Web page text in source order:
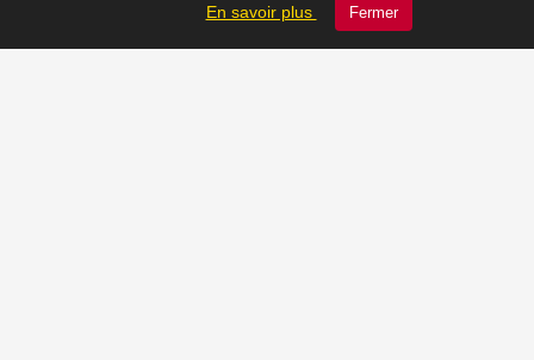
📸 Tu veux apparaître ici ? Envoie-nous ta photo à
contact@radio-lechatelet.fr
En savoir plus
Fermer